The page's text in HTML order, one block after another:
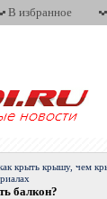
В избранное
крыть крышу, чем
балкон?